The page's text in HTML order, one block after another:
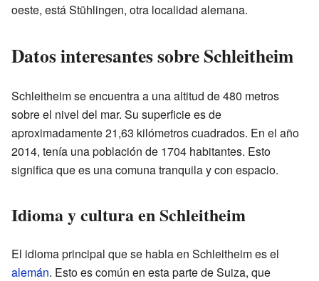
oeste, está Stühlingen, otra localidad alemana.
Datos interesantes sobre Schleitheim
Schleitheim se encuentra a una altitud de 480 metros
sobre el nivel del mar. Su superficie es de
aproximadamente 21,63 kilómetros cuadrados. En el año
2014, tenía una población de 1704 habitantes. Esto
significa que es una comuna tranquila y con espacio.
Idioma y cultura en Schleitheim
El idioma principal que se habla en Schleitheim es el
alemán. Esto es común en esta parte de Suiza, que